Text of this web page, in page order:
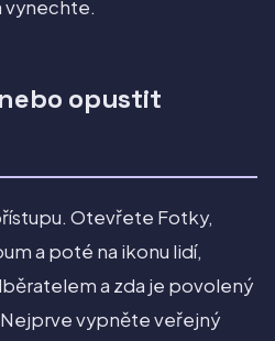
vynechte.
opustit
Otevřete Fotky,
a poté na ikonu lidí,
a zda je povolený
vypněte veřejný